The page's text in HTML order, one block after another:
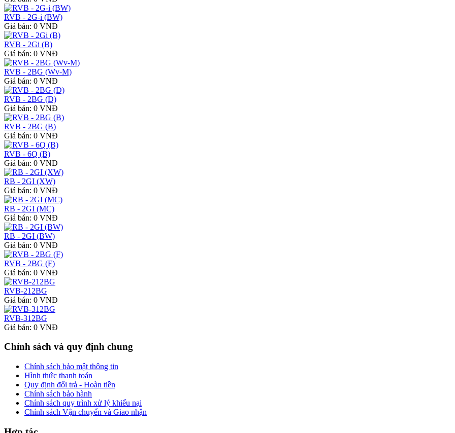
RVB - 2G-i (BW)
Giá bán: 0 VNĐ
RVB - 2Gi (B)
Giá bán: 0 VNĐ
RVB - 2BG (Wv-M)
Giá bán: 0 VNĐ
RVB - 2BG (D)
Giá bán: 0 VNĐ
RVB - 2BG (B)
Giá bán: 0 VNĐ
RVB - 6Q (B)
Giá bán: 0 VNĐ
RB - 2GI (XW)
Giá bán: 0 VNĐ
RB - 2GI (MC)
Giá bán: 0 VNĐ
RB - 2GI (BW)
Giá bán: 0 VNĐ
RVB - 2BG (F)
Giá bán: 0 VNĐ
RVB-212BG
Giá bán: 0 VNĐ
RVB-312BG
Giá bán: 0 VNĐ
Chính sách và quy định chung
Chính sách bảo mật thông tin
Hình thức thanh toán
Quy định đổi trả - Hoàn tiền
Chính sách bảo hành
Chính sách quy trình xử lý khiếu nại
Chính sách Vận chuyển và Giao nhận